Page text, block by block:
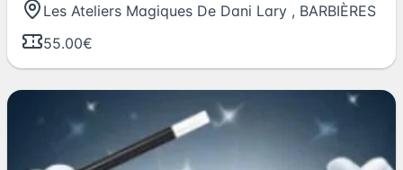
Les Ateliers Magiques De Dani Lary , BARBIÈRES
55.00€